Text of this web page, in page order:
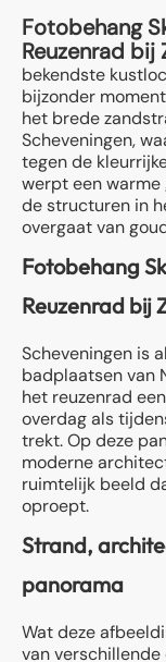
Fotobehang
Reuzenrad bij
bekendste
bijzonder
het brede
Scheveningen,
tegen de
werpt een
de structuren in
overgaat van
Fotobehang
Reuzenrad bij
Scheveningen is
badplaatsen van
het reuzenrad
overdag als
trekt. Op deze
moderne
ruimtelijk beeld
oproept.
Strand,
panorama
Wat deze
van